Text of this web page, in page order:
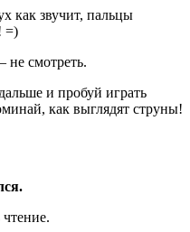
как звучит, пальцы
=)
не смотреть.
и пробуй играть
как выглядят струны!